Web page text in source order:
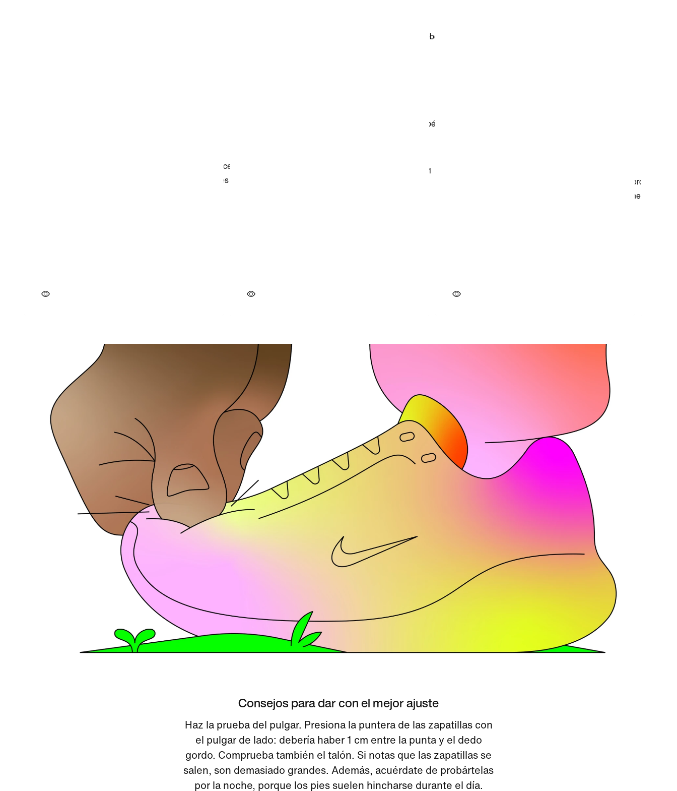
Consejos para dar con el mejor ajuste
Haz la prueba del pulgar. Presiona la puntera de las zapatillas con
el pulgar de lado: debería haber 1 cm entre la punta y el dedo
gordo. Comprueba también el talón. Si notas que las zapatillas se
salen, son demasiado grandes. Además, acuérdate de probártelas
por la noche, porque los pies suelen hincharse durante el día.